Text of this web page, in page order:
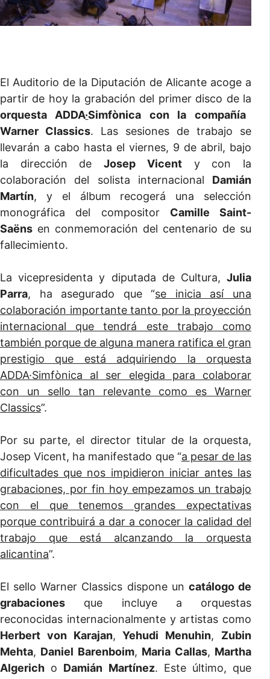
El Auditorio de la Diputación de Alicante acoge a
partir de hoy la grabación del primer disco de la
orquesta ADDA·Simfònica con la compañía
Warner Classics. Las sesiones de trabajo se
llevarán a cabo hasta el viernes, 9 de abril, bajo
la dirección deJosep Vicenty con la
colaboración del solista internacional Damián
Martín, y el álbum recogerá una selección
monográfica del compositor Camille Saint-
Saëns en conmemoración del centenario de su
fallecimiento.
La vicepresidenta y diputada de Cultura, Julia
Parra, ha asegurado que “se inicia así una
colaboración importante tanto por la proyección
internacional que tendrá este trabajo como
también porque de alguna manera ratifica el gran
prestigio que está adquiriendo la orquesta
ADDA·Simfònica al ser elegida para colaborar
con un sello tan relevante como es Warner
Classics”.
Por su parte, el director titular de la orquesta,
Josep Vicent, ha manifestado que “a pesar de las
dificultades que nos impidieron iniciar antes las
grabaciones, por fin hoy empezamos un trabajo
con el que tenemos grandes expectativas
porque contribuirá a dar a conocer la calidad del
trabajo que está alcanzando la orquesta
alicantina”.
El sello Warner Classics dispone un catálogo de
grabaciones que incluye a orquestas
reconocidas internacionalmente y artistas como
Herbert von Karajan,Yehudi Menuhin, Zubin
Mehta, Daniel Barenboim, Maria Callas, Martha
Algerich o Damián Martínez. Este último, que